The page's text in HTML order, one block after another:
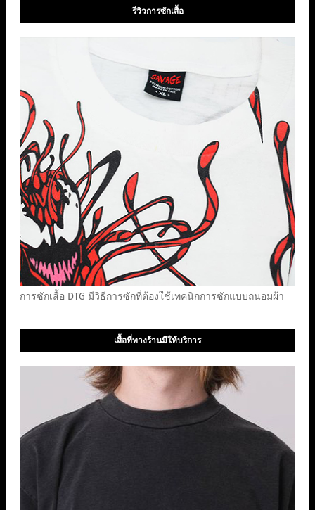
รีวิวการซักเสื้อ
การซักเสื้อ DTG มีวิธีการซักที่ต้องใช้เทคนิกการซักแบบถนอมผ้า
เสื้อที่ทางร้านมีให้บริการ